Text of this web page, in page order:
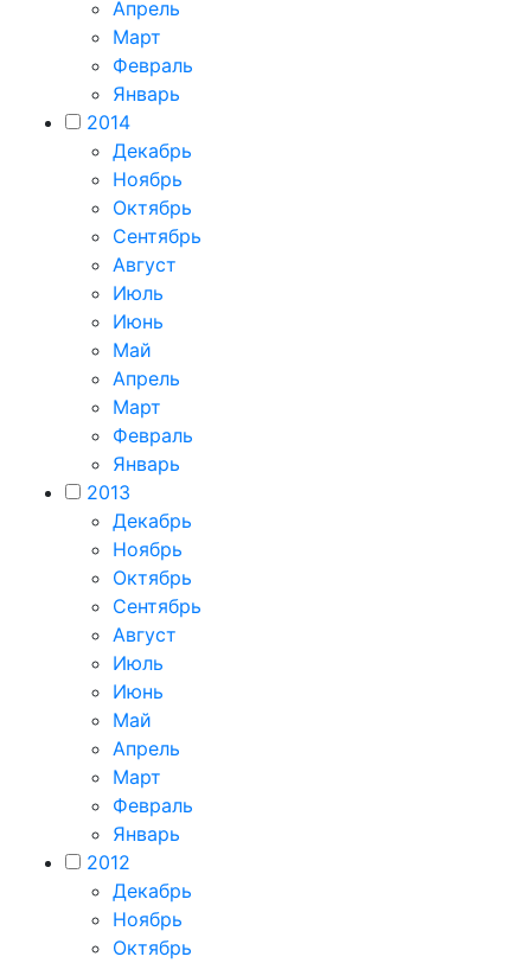
Апрель
Март
Февраль
Январь
2014
Декабрь
Ноябрь
Октябрь
Сентябрь
Август
Июль
Июнь
Май
Апрель
Март
Февраль
Январь
2013
Декабрь
Ноябрь
Октябрь
Сентябрь
Август
Июль
Июнь
Май
Апрель
Март
Февраль
Январь
2012
Декабрь
Ноябрь
Октябрь